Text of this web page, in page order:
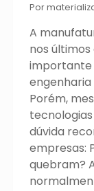
Por
A
nos
importante
Porém,
dúvida
empresas:
quebram?